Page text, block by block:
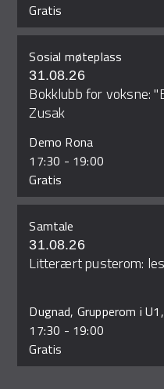
Gratis
Sosial møteplass
31.08.26
Bokklubb for voksne:
Zusak
Demo Rona
17:30 - 19:00
Gratis
Samtale
31.08.26
Litterært pusterom:
Dugnad, Grupperom i
17:30 - 19:00
Gratis